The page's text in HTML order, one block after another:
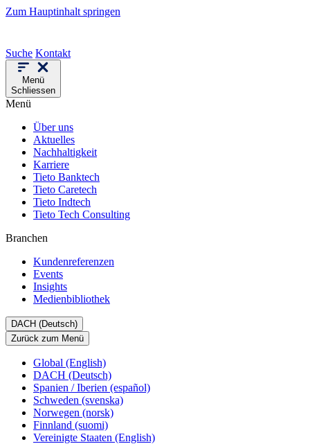
Zum Hauptinhalt springen
Suche Kontakt
Menü
Schliessen
Menü
Über uns
Aktuelles
Nachhaltigkeit
Karriere
Tieto Banktech
Tieto Caretech
Tieto Indtech
Tieto Tech Consulting
Branchen
Kundenreferenzen
Events
Insights
Medienbibliothek
DACH (Deutsch)
Zurück zum Menü
Global (English)
DACH (Deutsch)
Spanien / Iberien (español)
Schweden (svenska)
Norwegen (norsk)
Finnland (suomi)
Vereinigte Staaten (English)